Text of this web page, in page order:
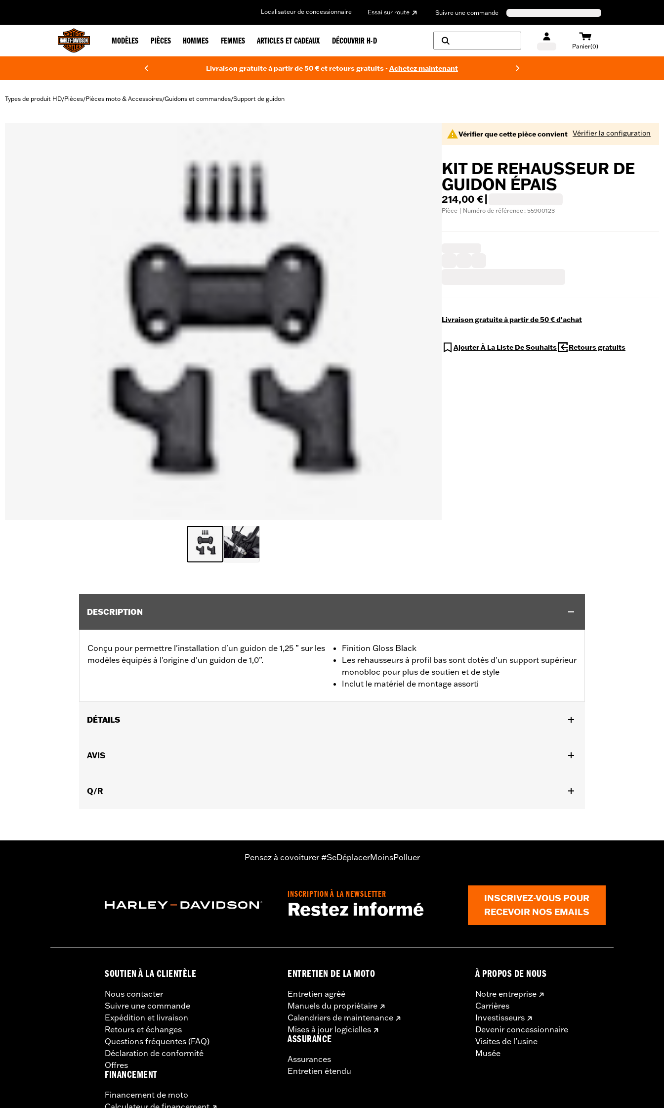
Localisateur de concessionnaire Essai sur route Suivre une commande
MODÈLES PIÈCES HOMMES FEMMES ARTICLES ET CADEAUX DÉCOUVRIR H-D
Panier(0)
Livraison gratuite à partir de 50 € et retours gratuits -Achetez maintenant
Types de produit HD/Pièces/Pièces moto & Accessoires/Guidons et commandes/Support de guidon
Vérifier que cette pièce convient Vérifier la configuration
KIT DE REHAUSSEUR DE
GUIDON ÉPAIS
214,00 €
Pièce | Numéro de référence : 55900123
Livraison gratuite à partir de 50 € d'achat
Ajouter À La Liste De Souhaits Retours gratuits
DESCRIPTION
Conçu pour permettre l'installation d'un guidon de 1,25 ” sur les
modèles équipés à l'origine d'un guidon de 1,0”.
Finition Gloss Black
Les rehausseurs à profil bas sont dotés d'un support supérieur
monobloc pour plus de soutien et de style
Inclut le matériel de montage assorti
DÉTAILS
Instructions d’installation
Dans la boîte:
AVIS
Q/R
Pensez à covoiturer #SeDéplacerMoinsPolluer
INSCRIPTION À LA NEWSLETTER
Restez informé
INSCRIVEZ-VOUS POUR
RECEVOIR NOS EMAILS
SOUTIEN À LA CLIENTÈLE
Nous contacter
Suivre une commande
Expédition et livraison
Retours et échanges
Questions fréquentes (FAQ)
Déclaration de conformité
Offres
FINANCEMENT
Financement de moto
ENTRETIEN DE LA MOTO
Entretien agréé
Manuels du propriétaire
Calendriers de maintenance
Mises à jour logicielles
ASSURANCE
Assurances
Entretien étendu
À PROPOS DE NOUS
Notre entreprise
Carrières
Investisseurs
Devenir concessionnaire
Visites de l’usine
Musée